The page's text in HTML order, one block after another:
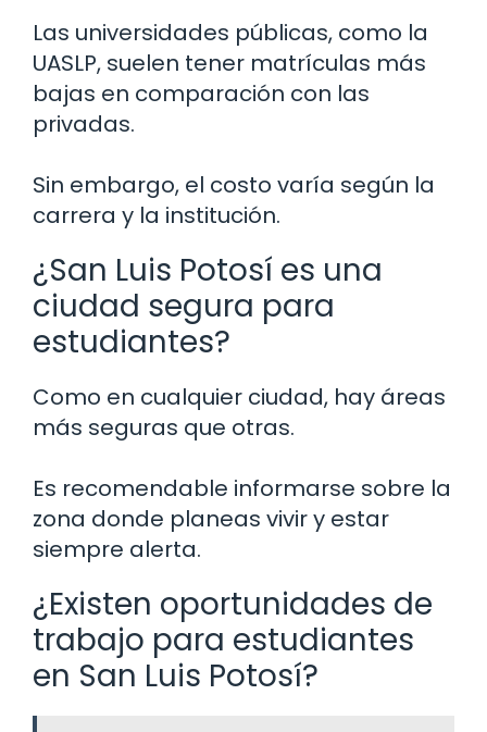
Las universidades públicas, como la
UASLP, suelen tener matrículas más
bajas en comparación con las
privadas.
Sin embargo, el costo varía según la
carrera y la institución.
¿San Luis Potosí es una
ciudad segura para
estudiantes?
Como en cualquier ciudad, hay áreas
más seguras que otras.
Es recomendable informarse sobre la
zona donde planeas vivir y estar
siempre alerta.
¿Existen oportunidades de
trabajo para estudiantes
en San Luis Potosí?